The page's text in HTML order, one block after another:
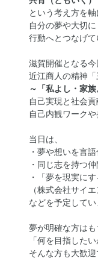
という考え方を軸
自分の夢や大切に
行動へとつなげて
滋賀開催となる今
近江商人の精神
～「私よし・家
自己実現と社会貢
自己内観ワーク
当日は、
・夢や想いを言
・同じ志を持つ
・「夢を現実に
（株式会社サイ
などを予定してい
夢が明確な方はも
「何を目指した
そんな方も大歓迎